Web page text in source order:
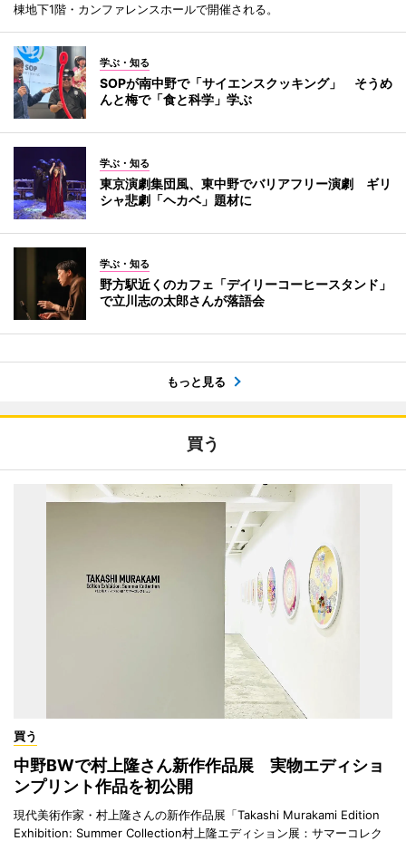
棟地下1階・カンファレンスホールで開催される。
学ぶ・知る
SOPが南中野で「サイエンスクッキング」 そうめ
んと梅で「食と科学」学ぶ
学ぶ・知る
東京演劇集団風、東中野でバリアフリー演劇 ギリ
シャ悲劇「ヘカベ」題材に
学ぶ・知る
野方駅近くのカフェ「デイリーコーヒースタンド」
で立川志の太郎さんが落語会
もっと見る
買う
買う
中野BWで村上隆さん新作作品展 実物エディショ
ンプリント作品を初公開
現代美術作家・村上隆さんの新作作品展「Takashi Murakami Edition
Exhibition: Summer Collection村上隆エディション展：サマーコレク